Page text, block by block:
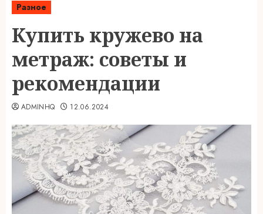
Разное
Купить кружево на
метраж: советы и
рекомендации
ADMINHQ 12.06.2024